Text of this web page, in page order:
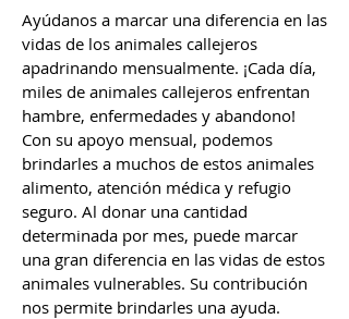
Ayúdanos a marcar una diferencia en las
vidas de los animales callejeros
apadrinando mensualmente. ¡Cada día,
miles de animales callejeros enfrentan
hambre, enfermedades y abandono!
Con su apoyo mensual, podemos
brindarles a muchos de estos animales
alimento, atención médica y refugio
seguro. Al donar una cantidad
determinada por mes, puede marcar
una gran diferencia en las vidas de estos
animales vulnerables. Su contribución
nos permite brindarles una ayuda.